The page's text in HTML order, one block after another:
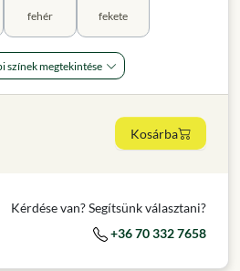
fehér fekete
színek megtekintése
Kosárba
Kérdése van? Segítsünk választani?
+36 70 332 7658